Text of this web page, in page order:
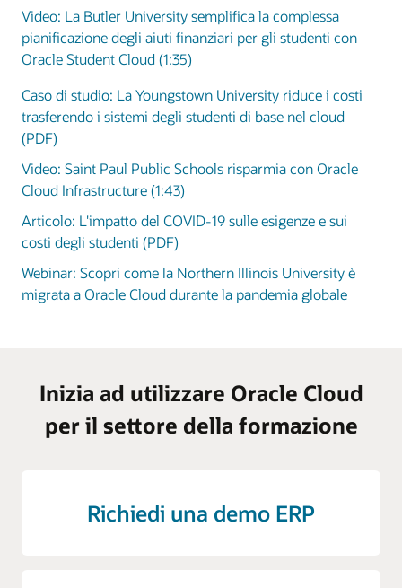
Video: La Butler University semplifica la complessa
pianificazione degli aiuti finanziari per gli studenti con
Oracle Student Cloud (1:35)
Caso di studio: La Youngstown University riduce i costi
trasferendo i sistemi degli studenti di base nel cloud
(PDF)
Video: Saint Paul Public Schools risparmia con Oracle
Cloud Infrastructure (1:43)
Articolo: L'impatto del COVID-19 sulle esigenze e sui
costi degli studenti (PDF)
Webinar: Scopri come la Northern Illinois University è
migrata a Oracle Cloud durante la pandemia globale
Inizia ad utilizzare Oracle Cloud
per il settore della formazione
Richiedi una demo ERP